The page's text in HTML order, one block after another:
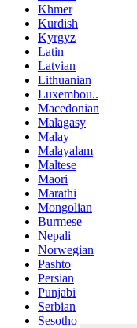
Khmer
Kurdish
Kyrgyz
Latin
Latvian
Lithuanian
Luxembou..
Macedonian
Malagasy
Malay
Malayalam
Maltese
Maori
Marathi
Mongolian
Burmese
Nepali
Norwegian
Pashto
Persian
Punjabi
Serbian
Sesotho